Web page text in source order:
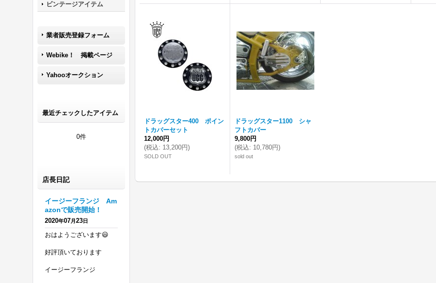
ビンテージアイテム
業者販売登録フォーム
Webike！ 掲載ページ
Yahooオークション
最近チェックしたアイテム
0件
店長日記
イージーフランジ Am
azonで販売開始！
2020年07月23日
おはようございます😃
好評頂いております
イージーフランジ
ドラッグスター400 ポイン
トカバーセット
12,000円
(税込: 13,200円)
SOLD OUT
ドラッグスター1100 シャ
フトカバー
9,800円
(税込: 10,780円)
sold out